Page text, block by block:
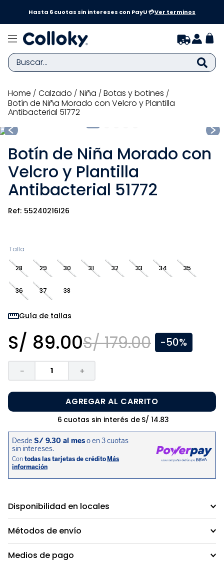
Hasta 6 cuotas sin intereses con PayU 💳Ver terminos
Buscar...
calzado niña
botas y botines
Botín de Niña Morado con Velcro y Plantilla
Antibacterial 51772
Botín de Niña Morado con
Velcro y Plantilla
Antibacterial 51772
55240216I26
Talla
28 29 30 31 32 33 34 35
36 37 38
Guía de tallas
S/ 89.00S/ 179.00 -50%
＋
－
AGREGAR AL CARRITO
6 cuotas sin interés de S/ 14.83
Disponibilidad en locales
Métodos de envío
Medios de pago
TÉRMINOS MÁS BUSCADOS
1.
zapatillas niña
2.
4.
sandalias
5.
sandalias niña
6.
bebe
7.
disney
9.
10. sandalias niño